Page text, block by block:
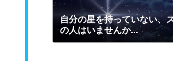
自分の星を持っていない、
の人はいませんか...